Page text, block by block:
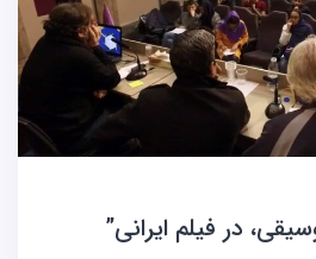
در فیلم ایرانی”